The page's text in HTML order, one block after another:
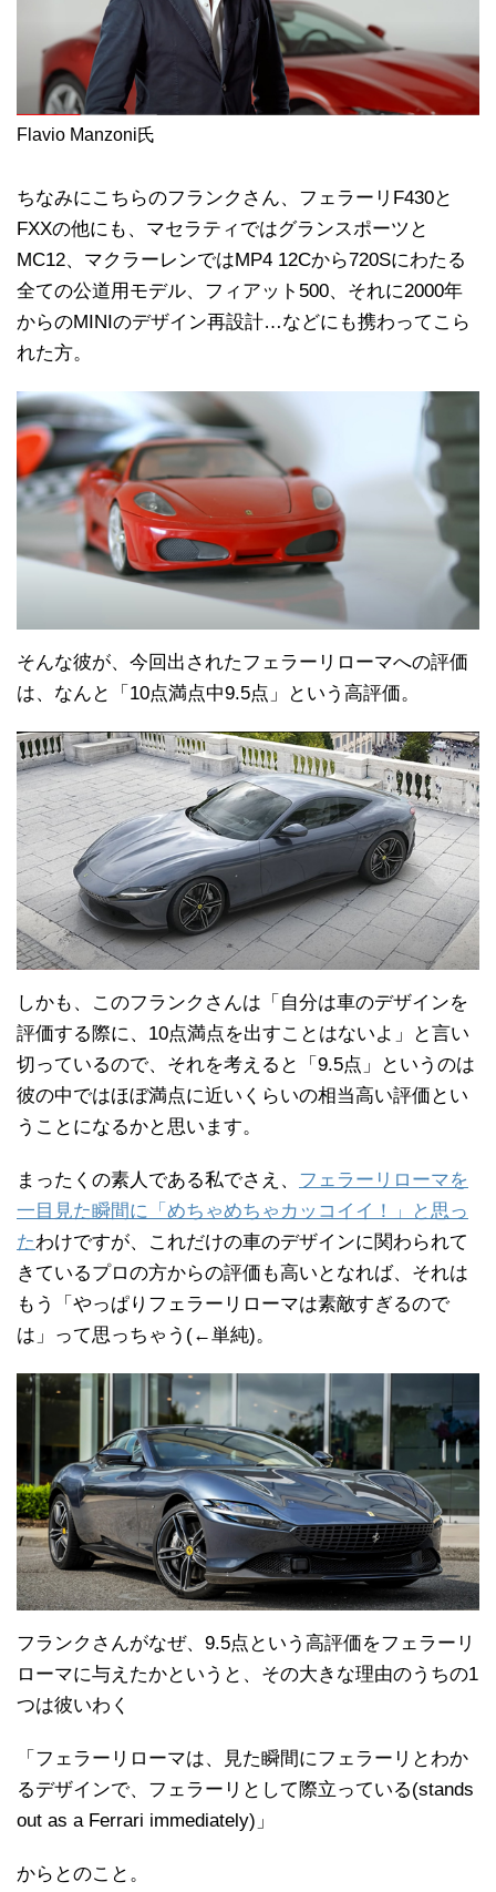
Flavio Manzoni氏
ちなみにこちらのフランクさん、フェラーリF430と
FXXの他にも、マセラティではグランスポーツと
MC12、マクラーレンではMP4 12Cから720Sにわたる
全ての公道用モデル、フィアット500、それに2000年
からのMINIのデザイン再設計…などにも携わってこら
れた方。
そんな彼が、今回出されたフェラーリローマへの評価
は、なんと「10点満点中9.5点」という高評価。
しかも、このフランクさんは「自分は車のデザインを
評価する際に、10点満点を出すことはないよ」と言い
切っているので、それを考えると「9.5点」というのは
彼の中ではほぼ満点に近いくらいの相当高い評価とい
うことになるかと思います。
まったくの素人である私でさえ、 フェラーリローマを
一目見た瞬間に「めちゃめちゃカッコイイ！」と思っ
たわけですが、これだけの車のデザインに関わられて
きているプロの方からの評価も高いとなれば、それは
もう「やっぱりフェラーリローマは素敵すぎるので
は」って思っちゃう(←単純)。
フランクさんがなぜ、9.5点という高評価をフェラーリ
ローマに与えたかというと、その大きな理由のうちの1
つは彼いわく
「フェラーリローマは、見た瞬間にフェラーリとわか
るデザインで、フェラーリとして際立っている(stands
out as a Ferrari immediately)」
からとのこと。